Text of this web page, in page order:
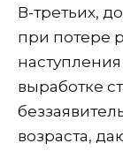
В-третьих,
при потере
выработке
возраста,